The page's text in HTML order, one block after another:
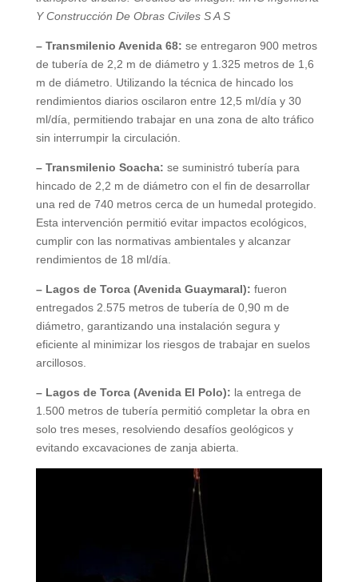
Y Construcción De Obras Civiles S A S
– Transmilenio Avenida 68: se entregaron 900 metros
de tubería de 2,2 m de diámetro y 1.325 metros de 1,6
m de diámetro. Utilizando la técnica de hincado los
rendimientos diarios oscilaron entre 12,5 ml/día y 30
ml/día, permitiendo trabajar en una zona de alto tráfico
sin interrumpir la circulación.
– Transmilenio Soacha: se suministró tubería para
hincado de 2,2 m de diámetro con el fin de desarrollar
una red de 740 metros cerca de un humedal protegido.
Esta intervención permitió evitar impactos ecológicos,
cumplir con las normativas ambientales y alcanzar
rendimientos de 18 ml/día.
– Lagos de Torca (Avenida Guaymaral): fueron
entregados 2.575 metros de tubería de 0,90 m de
diámetro, garantizando una instalación segura y
eficiente al minimizar los riesgos de trabajar en suelos
arcillosos.
– Lagos de Torca (Avenida El Polo): la entrega de
1.500 metros de tubería permitió completar la obra en
solo tres meses, resolviendo desafíos geológicos y
evitando excavaciones de zanja abierta.